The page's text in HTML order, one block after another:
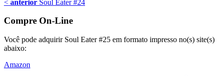
< anterior Soul Eater #24
Compre On-Line
Você pode adquirir Soul Eater #25 em formato impresso no(s) site(s)
abaixo:
Amazon